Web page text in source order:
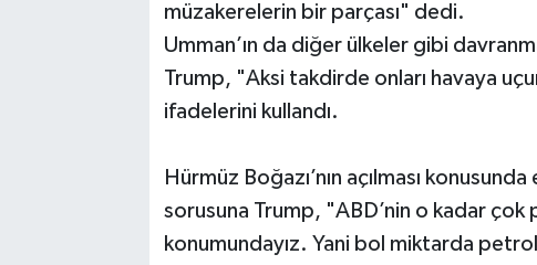
müzakerelerin bir parçası" dedi.
Umman’ın da diğer ülkeler gibi
Trump, "Aksi takdirde onları havaya
ifadelerini kullandı.
Hürmüz Boğazı’nın açılması
sorusuna Trump, "ABD’nin o kadar çok
konumundayız. Yani bol miktarda